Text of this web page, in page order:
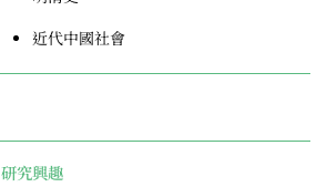
近代中國社會
研究興趣